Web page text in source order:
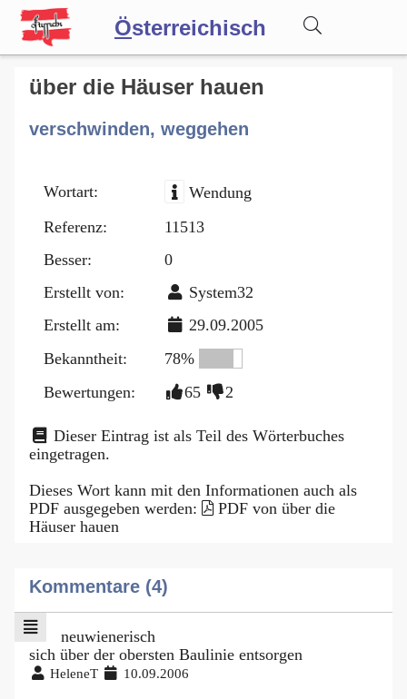
Österreichisch
Wörterbuch
Forum
Blog
über die Häuser hauen
verschwinden, weggehen
Wortart:
Wendung
Referenz:
11513
Besser:
0
Erstellt von:
System32
Erstellt am:
29.09.2005
Bekanntheit:
78%
Bewertungen:
65 2
Dieser Eintrag ist als Teil des Wörterbuches
eingetragen.
Dieses Wort kann mit den Informationen auch als
PDF ausgegeben werden:
PDF von über die
Häuser hauen
Kommentare (4)
neuwienerisch
sich über der obersten Baulinie entsorgen
HeleneT 10.09.2006